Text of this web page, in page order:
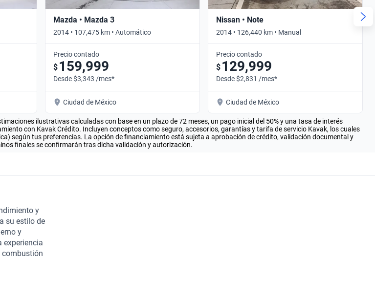
Mazda • Mazda 3
2014 • 107,475 km • Automático
Precio contado
$ 159,999
Desde $3,343 /mes*
Ciudad de México
Nissan • Note
2014 • 126,440 km • Manual
Precio contado
$ 129,999
Desde $2,831 /mes*
Ciudad de México
ilustrativas calculadas con base en un plazo de 72 meses, un pago inicial del 50% y una tasa de interés
con Kavak Crédito. Incluyen conceptos como seguro, accesorios, garantías y tarifa de servicio Kavak, los cuales
según tus preferencias. La opción de financiamiento está sujeta a aprobación de crédito, validación documental y
finales se confirmarán tras dicha validación y autorización.
y
su estilo de
y
experiencia
combustión
en
2014